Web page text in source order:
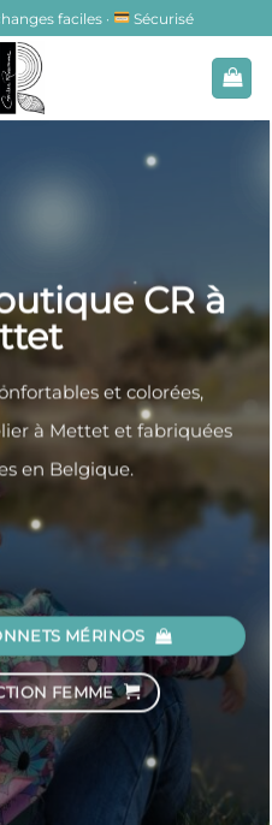
faciles · Sécurisé
CR à
et colorées,
à Mettet et fabriquées
en Belgique.
MÉRINOS
FEMME